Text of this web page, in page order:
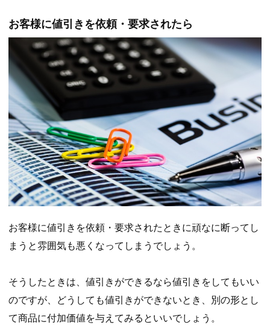
お客様に値引きを依頼・要求されたら
お客様に値引きを依頼・要求されたときに頑なに断ってし
まうと雰囲気も悪くなってしまうでしょう。
そうしたときは、値引きができるなら値引きをしてもいい
のですが、どうしても値引きができないとき、別の形とし
て商品に付加価値を与えてみるといいでしょう。